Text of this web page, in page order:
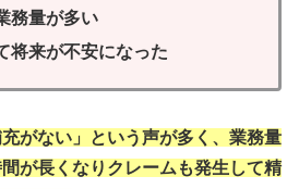
務量が多い
将来が不安になった
充がない」という声が多く、業務量
が長くなりクレームも発生して精